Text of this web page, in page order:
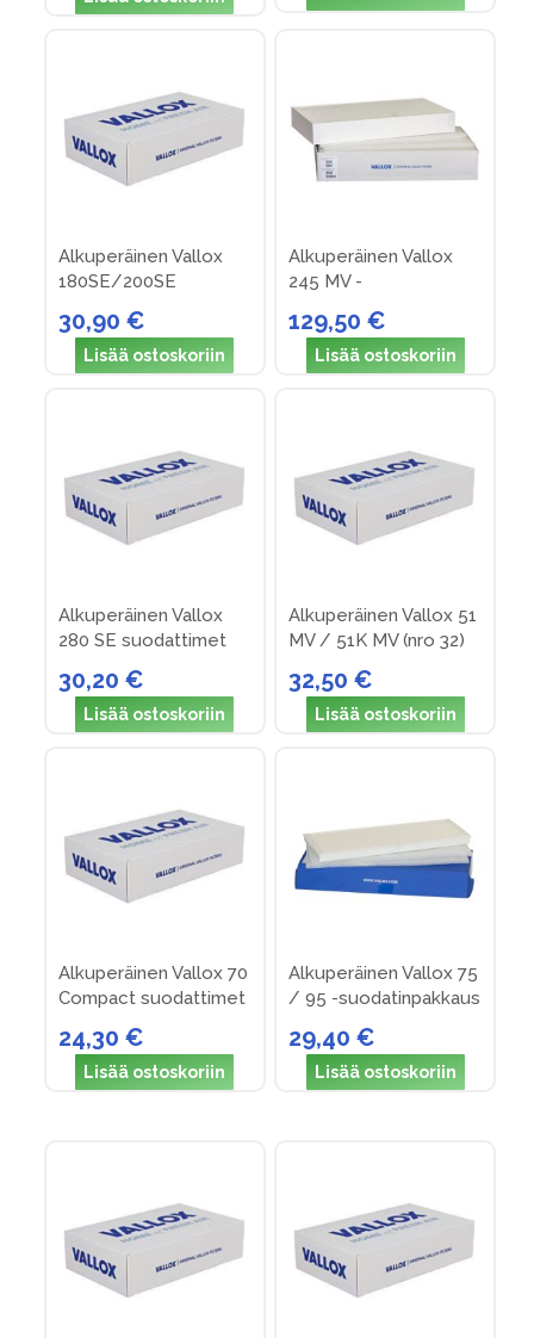
Alkuperäinen Vallox
180SE/200SE
suodattimet (nro 13)
30,90 €
Lisää ostoskoriin
Alkuperäinen Vallox
245 MV -
suodatinpakkus nro 29
129,50 €
Lisää ostoskoriin
Alkuperäinen Vallox
280 SE suodattimet
30,20 €
Lisää ostoskoriin
Alkuperäinen Vallox 51
MV / 51K MV (nro 32)
32,50 €
Lisää ostoskoriin
Alkuperäinen Vallox 70
Compact suodattimet
24,30 €
Lisää ostoskoriin
Alkuperäinen Vallox 75
/ 95 -suodatinpakkaus
29,40 €
Lisää ostoskoriin